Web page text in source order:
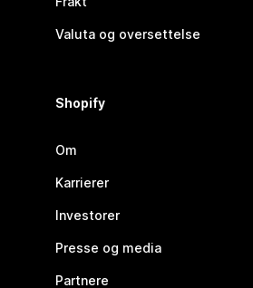
Valuta og oversettelse
Shopify
Om
Karrierer
Investorer
Presse og media
Partnere